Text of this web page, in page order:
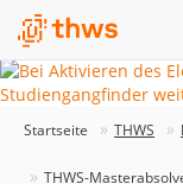
Startseite THWS
THWS-